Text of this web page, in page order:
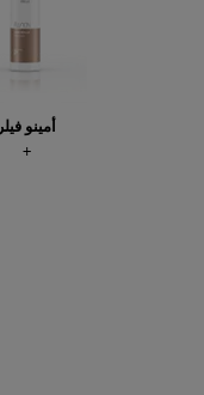
أمينو فيلر